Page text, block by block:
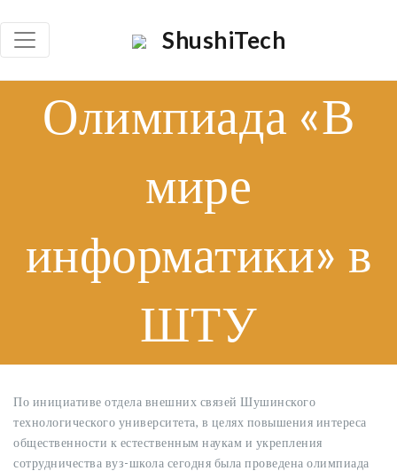
ShushiTech
Олимпиада «В
мире
информатики» в
ШТУ
По инициативе отдела внешних связей Шушинского
технологического университета, в целях повышения интереса
общественности к естественным наукам и укрепления
сотрудничества вуз-школа сегодня была проведена олимпиада